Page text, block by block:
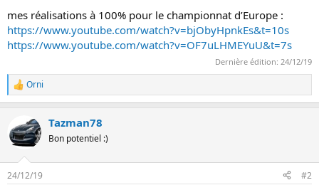
mes réalisations à 100% pour le championnat d’Europe :
https://www.youtube.com/watch?v=bjObyHpnkEs&t=10s
https://www.youtube.com/watch?v=OF7uLHMEYuU&t=7s
Dernière édition: 24/12/19
L
e
é
a
i
Orni
Tazman78
Bon potentiel :)
24/12/19 #2